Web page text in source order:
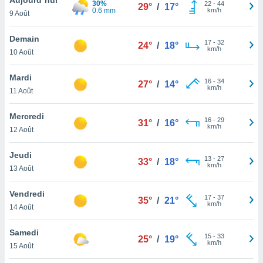
et
»,
au
vous
qu'ils
ou
le
ainsi
un
la
du
9 Août
30%
0.6 mm
29° / 17° 22- 44
km/h
Demain
10 Août
24° / 18° 17- 32
km/h
Mardi
11 Août
27° / 14° 16- 34
km/h
Mercredi
12 Août
31° / 16° 16- 29
km/h
Jeudi
13 Août
33° / 18° 13- 27
km/h
Vendredi
14 Août
35° / 21° 17- 37
km/h
Samedi
15 Août
25° / 19° 15- 33
km/h